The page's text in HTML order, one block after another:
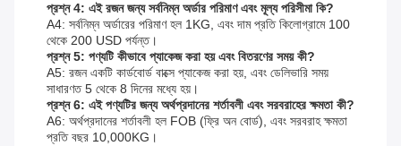
প্রশ্ন 4: এই রজন জন্য সর্বনিম্ন অর্ডার পরিমাণ এবং মূল্য পরিসীমা কি?
A4: সর্বনিম্ন অর্ডারের পরিমাণ হল 1KG, এবং দাম প্রতি কিলোগ্রামে 100
থেকে 200 USD পর্যন্ত।
প্রশ্ন 5: পণ্যটি কীভাবে প্যাকেজ করা হয় এবং বিতরণের সময় কী?
A5: রজন একটি কার্ডবোর্ড বাক্সে প্যাকেজ করা হয়, এবং ডেলিভারি সময়
সাধারণত 5 থেকে 8 দিনের মধ্যে হয়।
প্রশ্ন 6: এই পণ্যটির জন্য অর্থপ্রদানের শর্তাবলী এবং সরবরাহের ক্ষমতা কী?
A6: অর্থপ্রদানের শর্তাবলী হল FOB (ফ্রি অন বোর্ড), এবং সরবরাহ ক্ষমতা
প্রতি বছর 10,000KG।